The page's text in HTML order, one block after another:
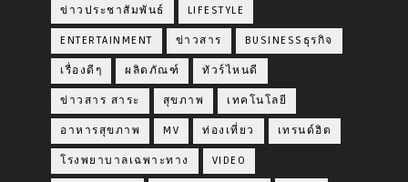
ข่าวประชาสัมพันธ์ LIFESTYLE
ENTERTAINMENT ข่าวสาร BUSINESSธุรกิจ
เรื่องดีๆ ผลิตภัณฑ์ ทัวร์ไหนดี
ข่าวสาร สาระ สุขภาพ เทคโนโลยี
อาหารสุขภาพ MV ท่องเที่ยว เทรนด์ฮิต
โรงพยาบาลเฉพาะทาง VIDEO